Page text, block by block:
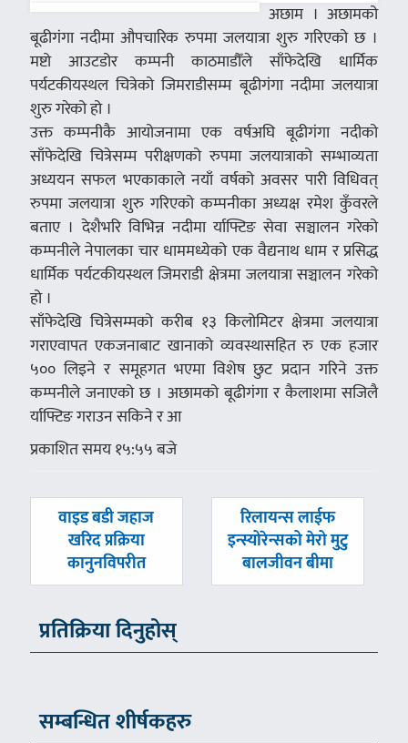
अछाम । अछामको
बूढीगंगा नदीमा औपचारिक रुपमा जलयात्रा शुरु गरिएको छ ।
मष्टो आउटडोर कम्पनी काठमाडौँले साँफेदेखि धार्मिक
पर्यटकीयस्थल चित्रेको जिमराडीसम्म बूढीगंगा नदीमा जलयात्रा
शुरु गरेको हो ।
उक्त कम्पनीकै आयोजनामा एक वर्षअघि बूढीगंगा नदीको
साँफेदेखि चित्रेसम्म परीक्षणको रुपमा जलयात्राको सम्भाव्यता
अध्ययन सफल भएकाकाले नयाँ वर्षको अवसर पारी विधिवत्
रुपमा जलयात्रा शुरु गरिएको कम्पनीका अध्यक्ष रमेश कुँवरले
बताए । देशैभरि विभिन्न नदीमा र्याफ्टिङ सेवा सञ्चालन गरेको
कम्पनीले नेपालका चार धाममध्येको एक वैद्यनाथ धाम र प्रसिद्ध
धार्मिक पर्यटकीयस्थल जिमराडी क्षेत्रमा जलयात्रा सञ्चालन गरेको
हो ।
साँफेदेखि चित्रेसम्मको करीब १३ किलोमिटर क्षेत्रमा जलयात्रा
गराएवापत एकजनाबाट खानाको व्यवस्थासहित रु एक हजार
५०० लिइने र समूहगत भएमा विशेष छुट प्रदान गरिने उक्त
कम्पनीले जनाएको छ । अछामको बूढीगंगा र कैलाशमा सजिलै
र्याफ्टिङ गराउन सकिने र आ
प्रकाशित समय १५:५५ बजे
पछिल्लाे
वाइड बडी जहाज
खरिद प्रक्रिया
कानुनविपरीत
अघिल्लाे
-
रिलायन्स लाईफ
इन्स्योरेन्सको मेरो मुटु
बालजीवन बीमा
प्रतिक्रिया दिनुहोस्
सम्बन्धित शीर्षकहरु